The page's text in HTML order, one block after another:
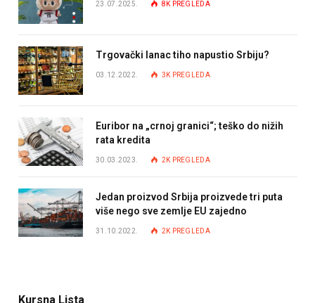
23.07.2025. 8K PREGLEDA
Trgovački lanac tiho napustio Srbiju?
03.12.2022. 3K PREGLEDA
Euribor na „crnoj granici“; teško do nižih
rata kredita
30.03.2023. 2K PREGLEDA
Jedan proizvod Srbija proizvede tri puta
više nego sve zemlje EU zajedno
31.10.2022. 2K PREGLEDA
Kursna Lista